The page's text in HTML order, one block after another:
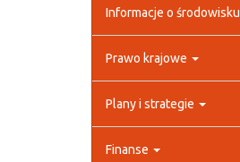
Informacje o środowisku
Prawo krajowe
Plany i strategie
Finanse